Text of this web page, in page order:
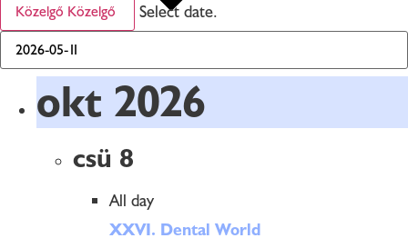
Közelgő Közelgő Select date.
okt 2026
csü 8
All day
XXVI. Dental World